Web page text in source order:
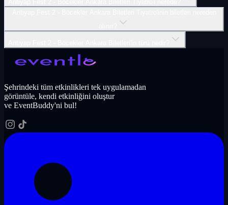
Şehrindeki tüm etkinlikleri tek uygulamadan
görüntüle, kendi etkinliğini oluştur
ve EventBuddy'ni bul!